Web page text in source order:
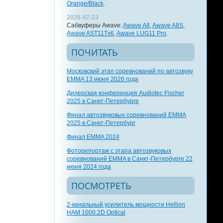
Orange/Black.
2026-07-23
Сабвуферы Awave:Awave A8,Awave A8S,
Awave AST11Tv6,Awave LUG11 Pro.
ПОЧИТАТЬ
Московский этап соревнований по автозвуку
EMMA 13 июня 2026 года
Дилерская конференция Audiotec Fischer
2025 в Санкт-Петербурге
Финал автозвуковых соревнований EMMA
2025 в Санкт-Петербург
Финал EMMA 2024
Фоторепортаж с этапа автозвуковых
соревнований EMMA в Санкт-Петербурге 22
июня 2024 года
ПОСМОТРЕТЬ
2-канальный усилитель мощности Hellion
HAM 1000.2D Optical